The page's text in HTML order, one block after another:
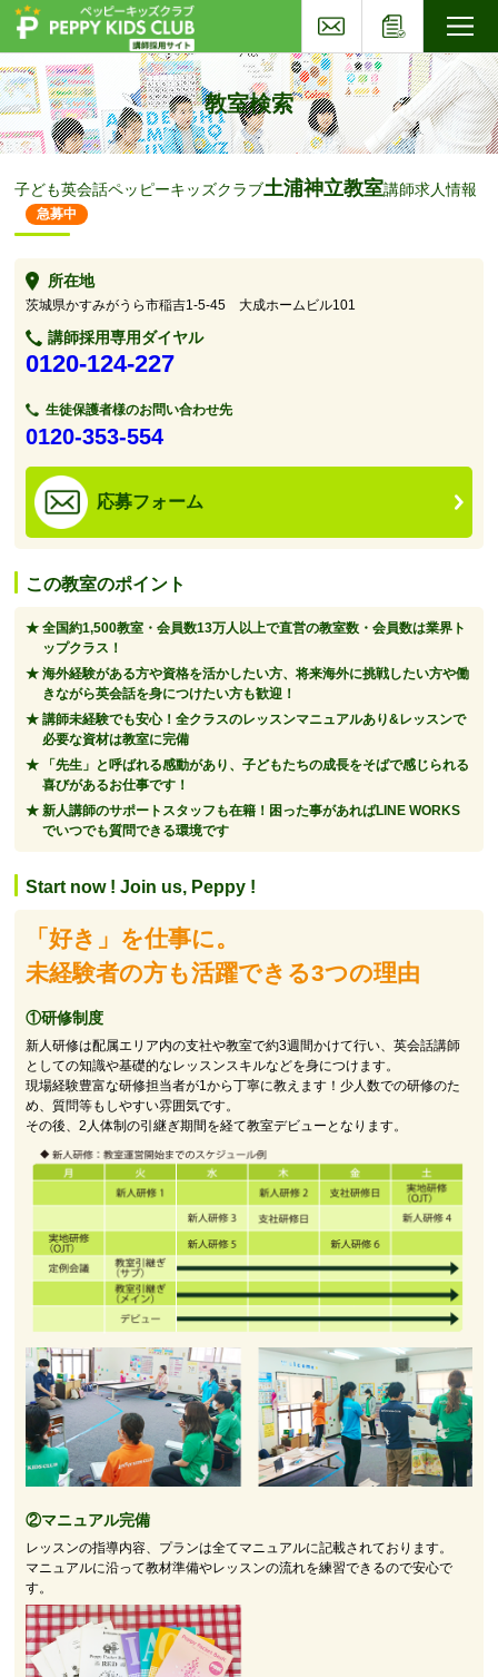
教室検索
子ども英会話ペッピーキッズクラブ土浦神立教室講師求人情報
急募中
所在地
茨城県かすみがうら市稲吉1-5-45 大成ホームビル101
講師採用専用ダイヤル
0120-124-227
生徒保護者様のお問い合わせ先
0120-353-554
応募フォーム
この教室のポイント
全国約1,500教室・会員数13万人以上で直営の教室数・会員数は業界ト
ップクラス！
海外経験がある方や資格を活かしたい方、将来海外に挑戦したい方や働
きながら英会話を身につけたい方も歓迎！
講師未経験でも安心！全クラスのレッスンマニュアルあり&レッスンで
必要な資材は教室に完備
「先生」と呼ばれる感動があり、子どもたちの成長をそばで感じられる
喜びがあるお仕事です！
新人講師のサポートスタッフも在籍！困った事があればLINE WORKS
でいつでも質問できる環境です
Start now ! Join us, Peppy !
「好き」を仕事に。
未経験者の方も活躍できる3つの理由
①研修制度
新人研修は配属エリア内の支社や教室で約3週間かけて行い、英会話講師
としての知識や基礎的なレッスンスキルなどを身につけます。
現場経験豊富な研修担当者が1から丁寧に教えます！少人数での研修のた
め、質問等もしやすい雰囲気です。
その後、2人体制の引継ぎ期間を経て教室デビューとなります。
②マニュアル完備
レッスンの指導内容、プランは全てマニュアルに記載されております。
マニュアルに沿って教材準備やレッスンの流れを練習できるので安心で
す。